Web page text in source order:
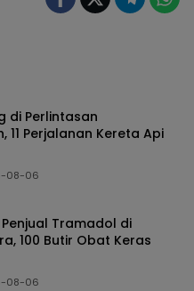
di Perlintasan
11 Perjalanan Kereta Api
08-06
Penjual Tramadol di
100 Butir Obat Keras
08-06